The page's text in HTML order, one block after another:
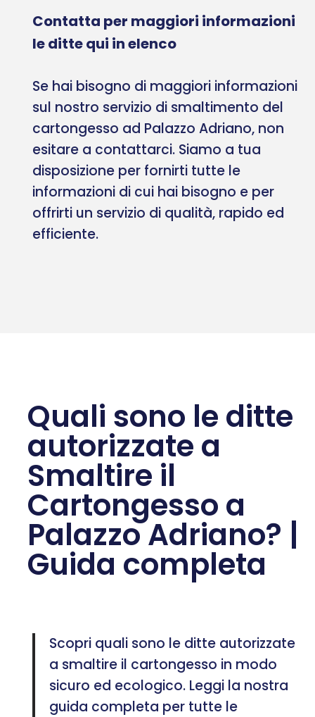
Contatta per maggiori informazioni
le ditte qui in elenco
Se hai bisogno di maggiori informazioni
sul nostro servizio di smaltimento del
cartongesso ad Palazzo Adriano, non
esitare a contattarci. Siamo a tua
disposizione per fornirti tutte le
informazioni di cui hai bisogno e per
offrirti un servizio di qualità, rapido ed
efficiente.
Quali sono le ditte
autorizzate a
Smaltire il
Cartongesso a
Palazzo Adriano? |
Guida completa
Scopri quali sono le ditte autorizzate
a smaltire il cartongesso in modo
sicuro ed ecologico. Leggi la nostra
guida completa per tutte le